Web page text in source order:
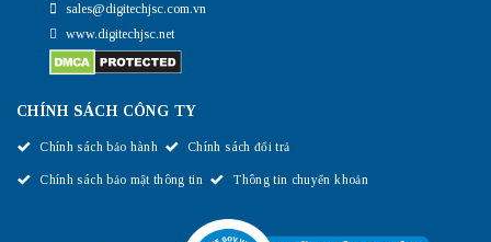
sales@digitechjsc.com.vn
www.digitechjsc.net
CHÍNH SÁCH CÔNG TY
Chính sách bảo hành Chính sách đổi trả
Chính sách bảo mật thông tin Thông tin chuyển khoản